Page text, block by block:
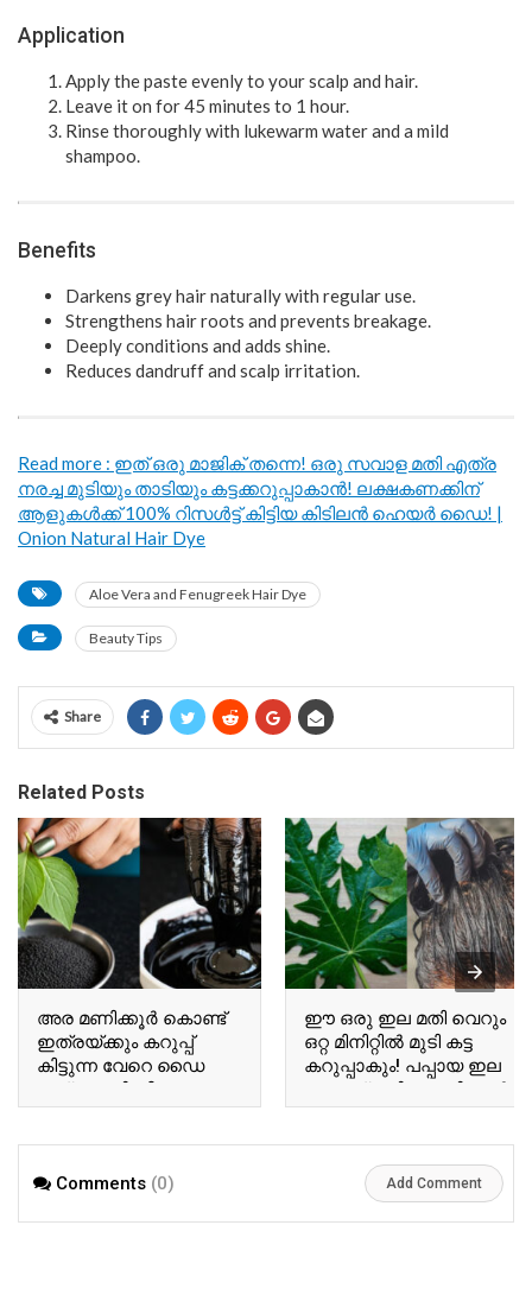
Application
Apply the paste evenly to your scalp and hair.
Leave it on for 45 minutes to 1 hour.
Rinse thoroughly with lukewarm water and a mild
shampoo.
Benefits
Darkens grey hair naturally with regular use.
Strengthens hair roots and prevents breakage.
Deeply conditions and adds shine.
Reduces dandruff and scalp irritation.
Read more : ഇത് ഒരു മാജിക് തന്നെ! ഒരു സവാള മതി എത്ര
നരച്ച മുടിയും താടിയും കട്ടക്കറുപ്പാകാൻ! ലക്ഷകണക്കിന്
ആളുകൾക്ക് 100% റിസൾട്ട് കിട്ടിയ കിടിലൻ ഹെയർ ഡൈ! |
Onion Natural Hair Dye
Aloe Vera and Fenugreek Hair Dye
Beauty Tips
Share
Related Posts
അര മണിക്കൂർ കൊണ്ട്
ഇത്രയ്ക്കും കറുപ്പ്
കിട്ടുന്ന വേറെ ഡൈ
ഇല്ല! കരിംജീരകവും
പനികൂർക്കയും മതി
കിടിലൻ ഹെയർ ഡൈ! |
ഈ ഒരു ഇല മതി വെറും
ഒറ്റ മിനിറ്റിൽ മുടി കട്ട
കറുപ്പാകും! പപ്പായ ഇല
കൊണ്ട് മുടി കറുപ്പിച്ചാൽ
ഒരു മാസം വരെ കളർ
Hair Dye Using Papaya
Comments (0) Add Comment